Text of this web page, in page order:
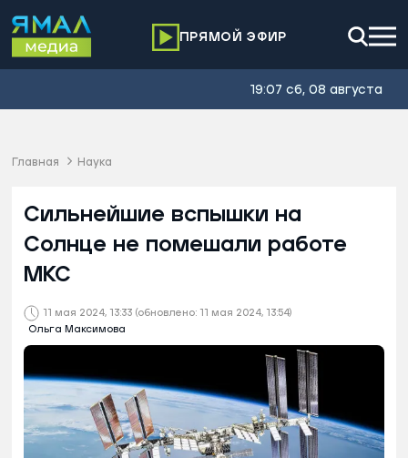
ПРЯМОЙ ЭФИР
19:07 сб, 08 августа
Главная Наука
11 мая 2024, 13:33 (обновлено: 11 мая 2024, 13:54)
Ольга Максимова
Сильнейшие вспышки на
Солнце не помешали работе
МКС